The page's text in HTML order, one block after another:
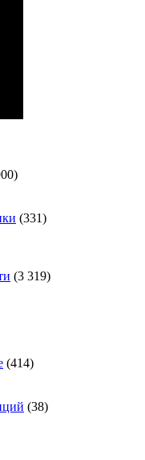
(331)
(3 319)
(414)
(38)